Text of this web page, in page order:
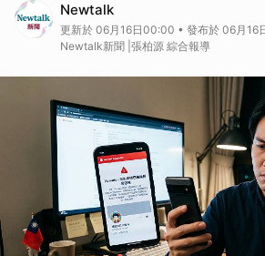
Newtalk
更新於 06月16日00:00 • 發布於 06月16
Newtalk新聞 |張柏源 綜合報導